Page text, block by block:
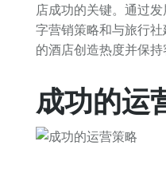
店成功的关键。通过
字营销策略和与旅行
的酒店创造热度并保持
成功的运